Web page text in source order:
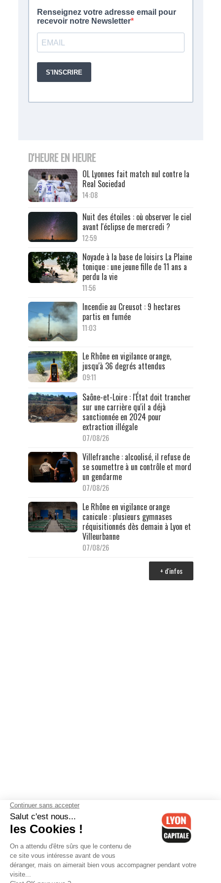
D'HEURE EN HEURE
OL Lyonnes fait match nul contre la
Real Sociedad
14:08
Nuit des étoiles : où observer le ciel
avant l'éclipse de mercredi ?
12:59
Noyade à la base de loisirs La Plaine
tonique : une jeune fille de 11 ans a
perdu la vie
11:56
Incendie au Creusot : 9 hectares
partis en fumée
11:03
Le Rhône en vigilance orange,
jusqu'à 36 degrés attendus
09:11
Saône-et-Loire : l'État doit trancher
sur une carrière qu'il a déjà
sanctionnée en 2024 pour
extraction illégale
07/08/26
Villefranche : alcoolisé, il refuse de
se soumettre à un contrôle et mord
un gendarme
07/08/26
Le Rhône en vigilance orange
canicule : plusieurs gymnases
réquisitionnés dès demain à Lyon et
Villeurbanne
07/08/26
+ d'infos